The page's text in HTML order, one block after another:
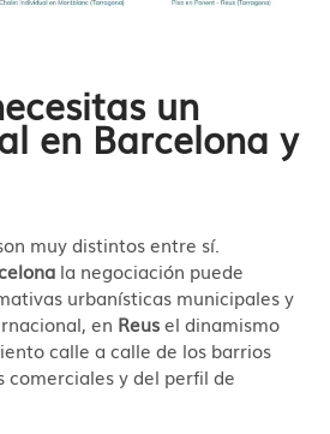
un
en Barcelona y
muy distintos entre sí.
la negociación puede
urbanísticas municipales y
en Reusel dinamismo
calle a calle de los barrios
comerciales y del perfil de